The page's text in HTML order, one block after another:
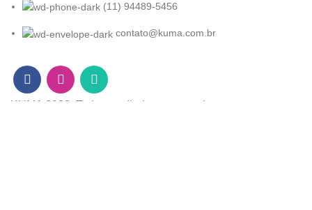
(11) 94489-5456
contato@kuma.com.br
KUMA 2022. Todos os direitos reservados